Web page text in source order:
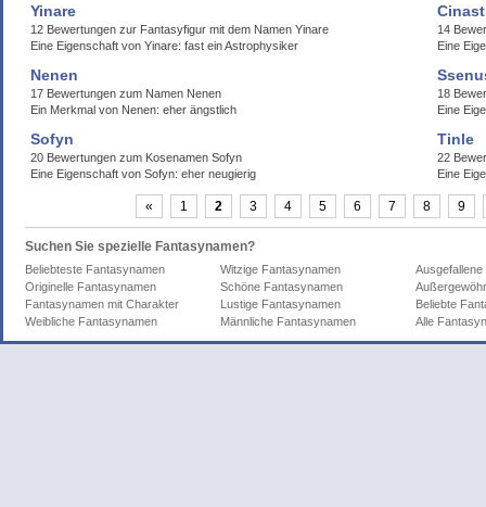
Yinare
12 Bewertungen zur Fantasyfigur mit dem Namen Yinare
Eine Eigenschaft von Yinare: fast ein Astrophysiker
14
Eine
Nenen
17 Bewertungen zum Namen Nenen
Ein Merkmal von Nenen: eher ängstlich
18
Eine
Sofyn
20 Bewertungen zum Kosenamen Sofyn
Eine Eigenschaft von Sofyn: eher neugierig
Tinle
22
Eine
« 1 2 3 4 5 6 7 8 9
Suchen Sie spezielle Fantasynamen?
Beliebteste Fantasynamen Witzige Fantasynamen
Originelle Fantasynamen
Schöne Fantasynamen
Fantasynamen mit Charakter
Lustige Fantasynamen
Beliebte
Weibliche Fantasynamen
Männliche Fantasynamen Alle